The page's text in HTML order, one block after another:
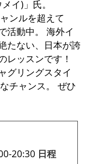
イ)」氏。
ンルを超えて
活動中。 海外イ
たない、日本が誇
レッスンです！
グリングスタイ
チャンス。 ぜひ
20:30 日程